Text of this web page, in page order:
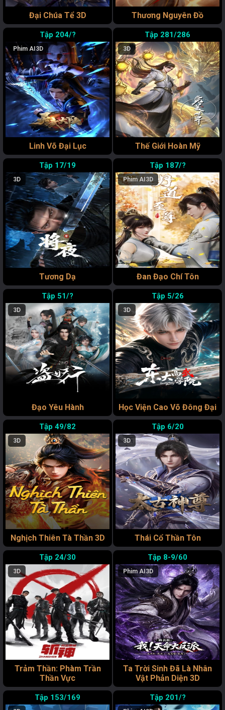
Đại Chúa Tể 3D Thương Nguyên Đồ
204/?
Phim AI 3D
Linh Võ Đại Lục
281/286
3D
Thế Giới Hoàn Mỹ
17/19
3D
Tương Dạ
187/?
Phim AI 3D
Đan Đạo Chí Tôn
51/?
3D
Đạo Yêu Hành
5/26
3D
Học Viện Cao Võ Đông Đại
49/82
3D
Nghịch Thiên Tà Thần 3D
6/20
3D
Thái Cổ Thần Tôn
24/30
3D
Trảm Thần: Phàm Trần
Thần Vực
8-9/60
Phim AI 3D
Ta Trời Sinh Đã Là Nhân
Vật Phản Diện 3D
153/169 201/?